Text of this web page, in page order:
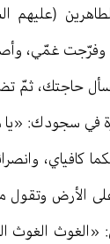
(عليهم
غمّي،
حاجتك، ثمّ
في سجودك: «يا
كافياي،
الأرض وتقول
«الغوث